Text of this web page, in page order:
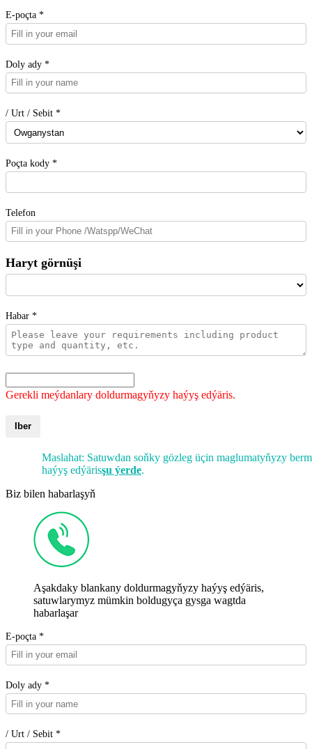
E-poçta *
Doly ady *
/ Urt / Sebit *
Poçta kody *
Telefon
Haryt görnüşi
Habar *
Gerekli meýdanlary doldurmagyňyzy haýyş edýäris.
Iber
Maslahat: Satuwdan soňky gözleg üçin maglumatyňyzy
haýyş edýärisşu ýerde.
Biz bilen habarlaşyň
Aşakdaky blankany doldurmagyňyzy haýyş edýäris,
satuwlarymyz mümkin boldugyça gysga wagtda
habarlaşar
E-poçta *
Doly ady *
/ Urt / Sebit *